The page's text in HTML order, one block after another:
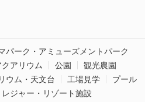
パーク・アミューズメントパーク
アリウム 公園
観光農園
ウム・天文台 工場見学
プール
レジャー・リゾート施設